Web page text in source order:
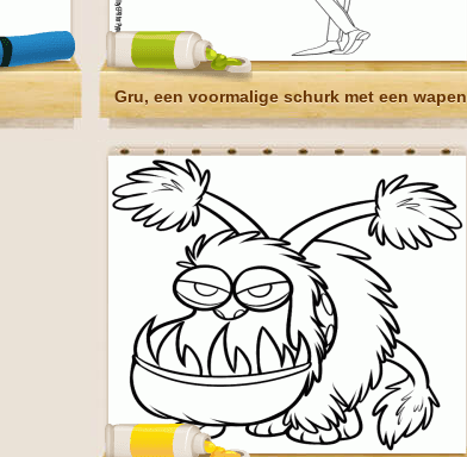
Gru, een voormalige schurk met een wapen